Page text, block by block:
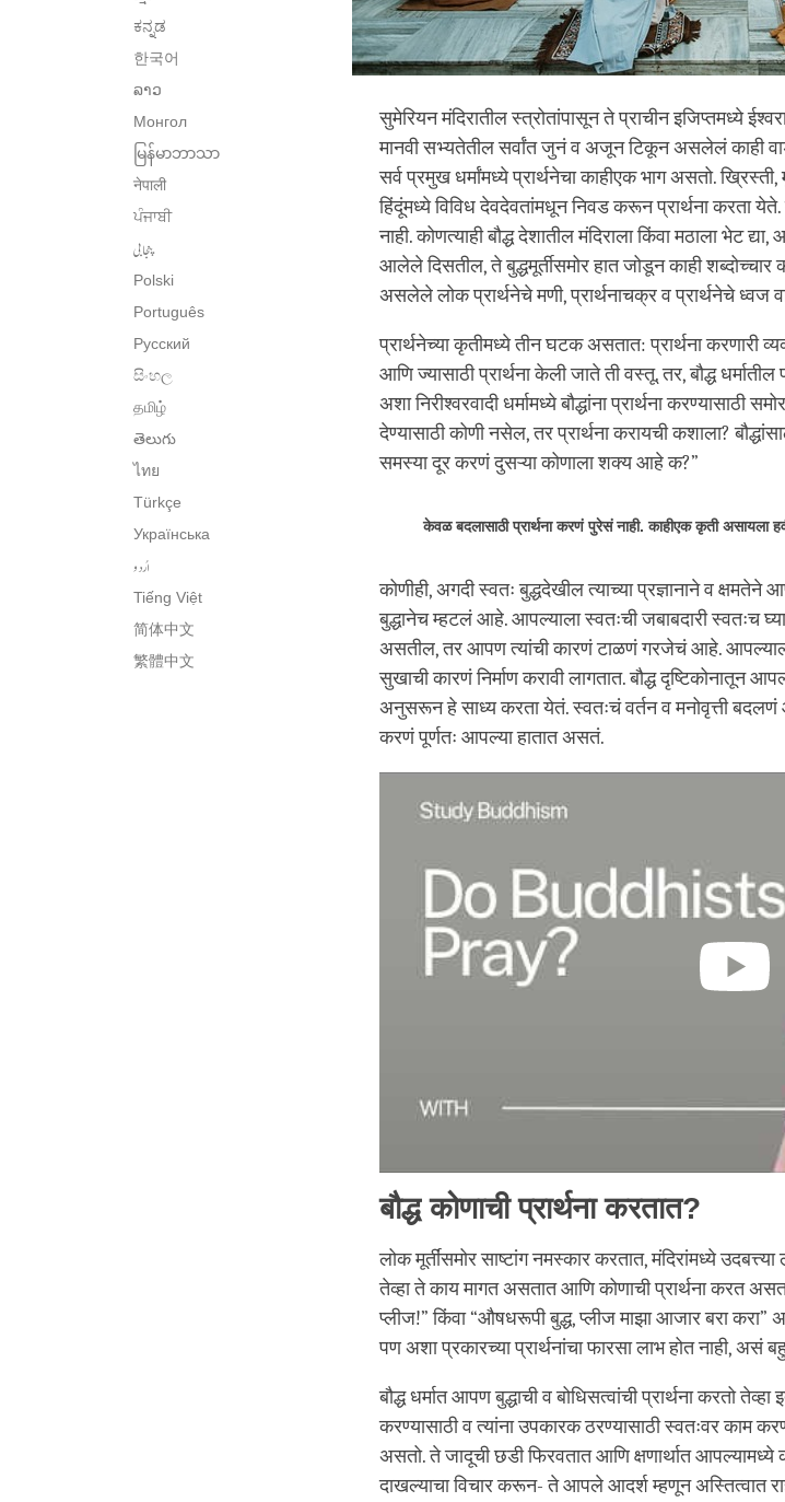
ಕನ್ನಡ
한국어
ລາວ
Монгол
မြန်မာဘာသာ
नेपाली
ਪੰਜਾਬੀ
پنجابی
Polski
Português
Русский
සිංහල
தமிழ்
తెలుగు
ไทย
Türkçe
Українська
اُردو
Tiếng Việt
简体中文
繁體中文
सुमेरियन मंदिरातील स्त्रोतांपासून ते प्राचीन इजिप्तमध्ये
मानवी सभ्यतेतील सर्वांत जुनं व अजून टिकून असलेलं काही
सर्व प्रमुख धर्मांमध्ये प्रार्थनेचा काहीएक भाग असतो.
हिंदूंमध्ये विविध देवदेवतांमधून निवड करून प्रार्थना करता येते.
नाही. कोणत्याही बौद्ध देशातील मंदिराला किंवा मठाला भेट
आलेले दिसतील, ते बुद्धमूर्तीसमोर हात जोडून काही शब्दोच्चार
असलेले लोक प्रार्थनेचे मणी, प्रार्थनाचक्र व प्रार्थनेचे ध्वज
प्रार्थनेच्या कृतीमध्ये तीन घटक असतात: प्रार्थना करणारी
आणि ज्यासाठी प्रार्थना केली जाते ती वस्तू. तर, बौद्ध
अशा निरीश्वरवादी धर्मामध्ये बौद्धांना प्रार्थना करण्यासाठी
देण्यासाठी कोणी नसेल, तर प्रार्थना करायची कशाला?
समस्या दूर करणं दुसऱ्या कोणाला शक्य आहे क?”
केवळ बदलासाठी प्रार्थना करणं पुरेसं नाही. काहीएक कृती असायला
कोणीही, अगदी स्वतः बुद्धदेखील त्याच्या प्रज्ञानाने व
बुद्धानेच म्हटलं आहे. आपल्याला स्वतःची जबाबदारी स्वतःच
असतील, तर आपण त्यांची कारणं टाळणं गरजेचं आहे.
सुखाची कारणं निर्माण करावी लागतात. बौद्ध दृष्टिकोनातून
अनुसरून हे साध्य करता येतं. स्वतःचं वर्तन व मनोवृत्ती बदलणं
करणं पूर्णतः आपल्या हातात असतं.
बौद्ध कोणाची प्रार्थना करतात?
लोक मूर्तींसमोर साष्टांग नमस्कार करतात, मंदिरांमध्ये
तेव्हा ते काय मागत असतात आणि कोणाची प्रार्थना करत
प्लीज!” किंवा “औषधरूपी बुद्ध, प्लीज माझा आजार बरा
पण अशा प्रकारच्या प्रार्थनांचा फारसा लाभ होत नाही, असं
बौद्ध धर्मात आपण बुद्धाची व बोधिसत्वांची प्रार्थना करतो
करण्यासाठी व त्यांना उपकारक ठरण्यासाठी स्वतःवर काम
असतो. ते जादूची छडी फिरवतात आणि क्षणार्थात आपल्यामध्ये
दाखल्याचा विचार करून- ते आपले आदर्श म्हणून अस्तित्वात